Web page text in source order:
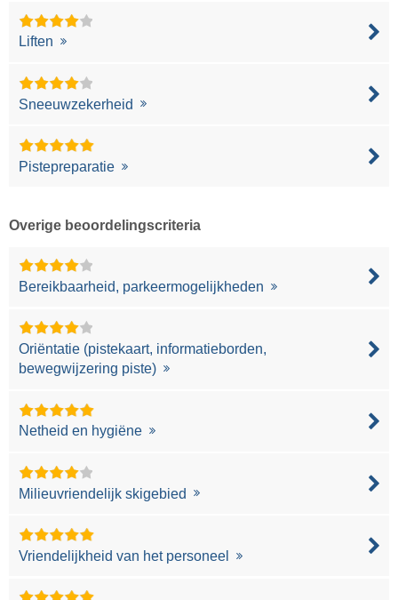
Liften
Sneeuwzekerheid
Pistepreparatie
Overige beoordelingscriteria
Bereikbaarheid, parkeermogelijkheden
Oriëntatie (pistekaart, informatieborden,
bewegwijzering piste)
Netheid en hygiëne
Milieuvriendelijk skigebied
Vriendelijkheid van het personeel